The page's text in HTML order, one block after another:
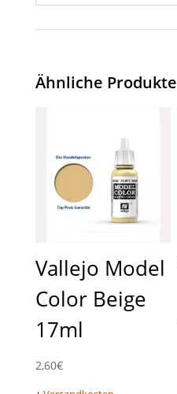
Ähnliche Produkte
Vallejo Model
Color Beige
17ml
2,60€